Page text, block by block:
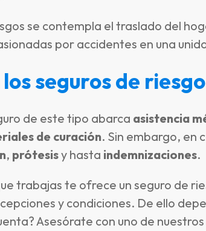
se contempla el traslado del
por accidentes en una
seguros de
de este tipo abarca asistencia
de curación. Sin embargo, en
, prótesisy hasta indemnizaciones.
trabajas te ofrece un seguro de
y condiciones. De ello
Asesórate con uno de